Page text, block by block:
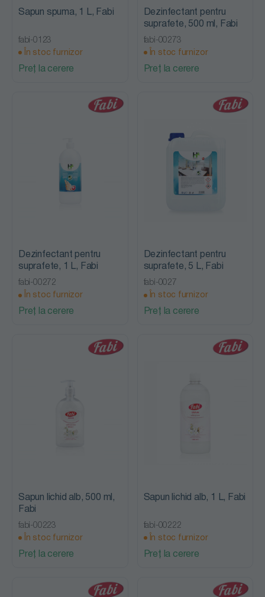
Sapun spuma, 1 L, Fabi
fabi-0123
În stoc furnizor
Preț la cerere
Dezinfectant pentru
suprafete, 500 ml, Fabi
fabi-00273
În stoc furnizor
Preț la cerere
Dezinfectant pentru
suprafete, 1 L, Fabi
fabi-00272
În stoc furnizor
Preț la cerere
Dezinfectant pentru
suprafete, 5 L, Fabi
fabi-0027
În stoc furnizor
Preț la cerere
Sapun lichid alb, 500 ml,
Fabi
fabi-00223
În stoc furnizor
Preț la cerere
Sapun lichid alb, 1 L, Fabi
fabi-00222
În stoc furnizor
Preț la cerere